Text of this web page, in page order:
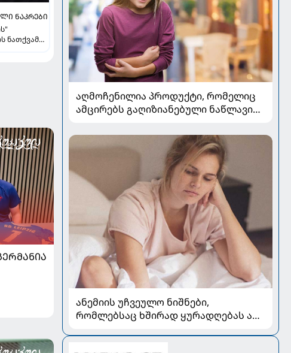
ᲜᲐᲙᲠᲔᲑᲘ
ნათქვამს
აღმოჩენილია პროდუქტი, რომელიც
ამცირებს გაღიზიანებული ნაწლავის
ანემიის უჩვეულო ნიშნები,
რომლებსაც ხშირად ყურადღებას არ